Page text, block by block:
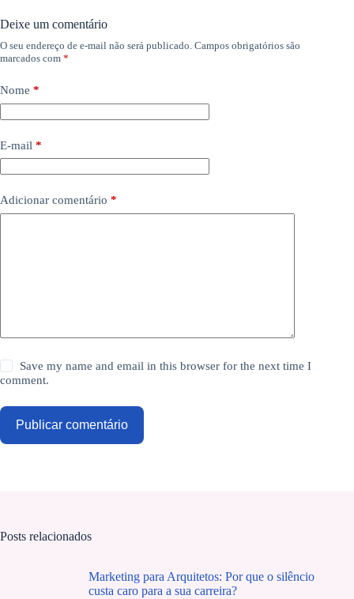
Deixe um comentário
O seu endereço de e-mail não será publicado. Campos obrigatórios são
marcados com *
Nome *
E-mail *
Adicionar comentário *
Save my name and email in this browser for the next time I
comment.
Publicar comentário
Posts relacionados
Marketing para Arquitetos: Por que o silêncio
custa caro para a sua carreira?